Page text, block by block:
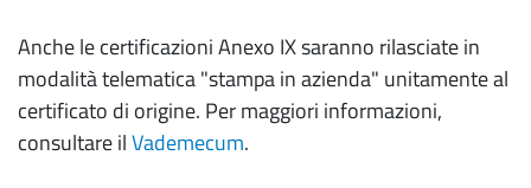
Anche le certificazioni Anexo IX saranno rilasciate in
modalità telematica "stampa in azienda" unitamente al
certificato di origine. Per maggiori informazioni,
consultare ilVademecum.